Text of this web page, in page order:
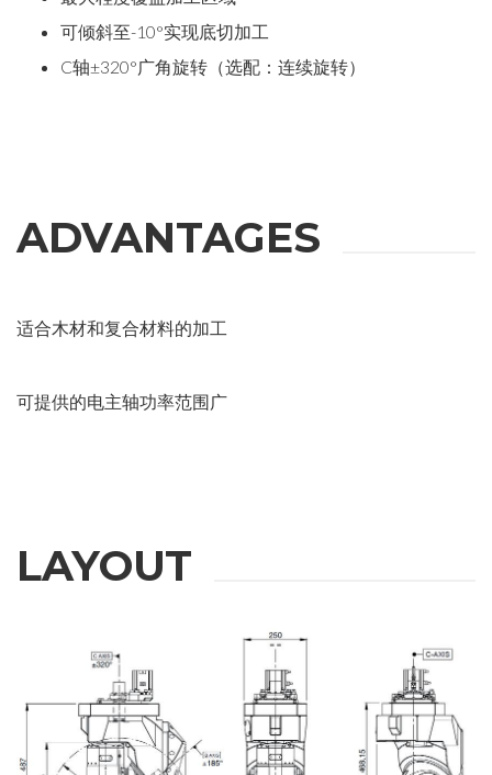
可倾斜至-10°实现底切加工
C轴±320°广角旋转（选配：连续旋转）
ADVANTAGES
适合木材和复合材料的加工
可提供的电主轴功率范围广
LAYOUT